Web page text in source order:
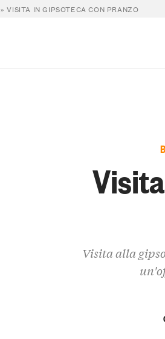
»VISITA IN GIPSOTECA CON PRANZO
Visita alla